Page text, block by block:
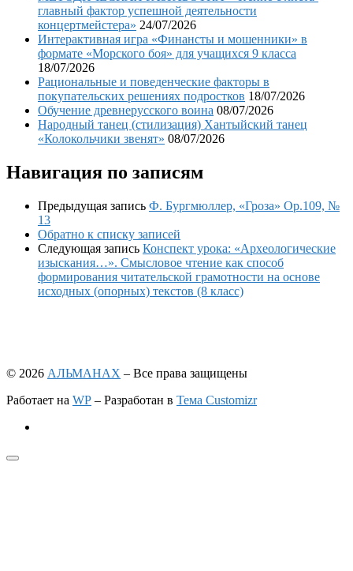
главный фактор успешной деятельности
концертмейстера» 24/07/2026
Интерактивная игра «Финансты и мошенники» в
формате «Морского боя» для учащихся 9 класса
18/07/2026
Рациональные и поведенческие факторы в
покупательских решениях подростков 18/07/2026
Обучение древнерусского воина 08/07/2026
Народный танец (стилизация) Хантыйский танец
«Колокольчики звенят» 08/07/2026
Навигация по записям
Предыдущая запись Ф. Бургмюллер, «Гроза» Op.109, №
13
Обратно к списку записей
Следующая запись Конспект урока: «Археологические
изыскания…». Смысловое чтение как способ
формирования читательской грамотности на основе
исходных (опорных) текстов (8 класс)
© 2026 АЛЬМАНАХ – Все права защищены
Работает на WP – Разработан в Тема Customizr